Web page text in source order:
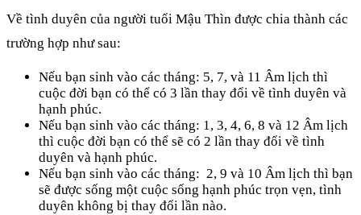
Về tình duyên của người tuổi Mậu Thìn được chia thành các
trường hợp như sau:
Nếu bạn sinh vào các tháng: 5, 7, và 11 Âm lịch thì
cuộc đời bạn có thể có 3 lần thay đổi về tình duyên và
hạnh phúc.
Nếu bạn sinh vào các tháng: 1, 3, 4, 6, 8 và 12 Âm lịch
thì cuộc đời bạn có thể sẽ có 2 lần thay đổi về tình
duyên và hạnh phúc.
Nếu bạn sinh vào các tháng: 2, 9 và 10 Âm lịch thì bạn
sẽ được sống một cuộc sống hạnh phúc trọn vẹn, tình
duyên không bị thay đổi lần nào.